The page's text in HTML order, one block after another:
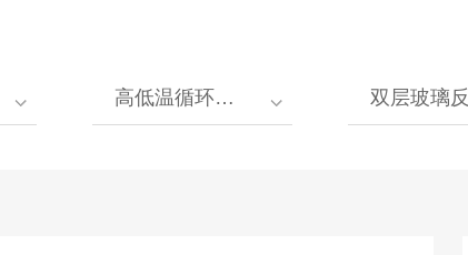
高低温循环装置 双层玻璃反应釜